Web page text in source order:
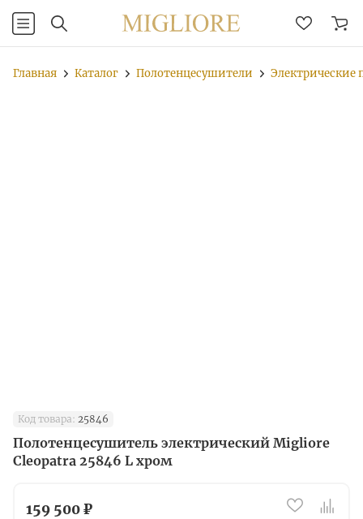
Главная Каталог Полотенцесушители Электрические
Код товара: 25846
Полотенцесушитель электрический Migliore
Cleopatra 25846 L хром
159 500 ₽